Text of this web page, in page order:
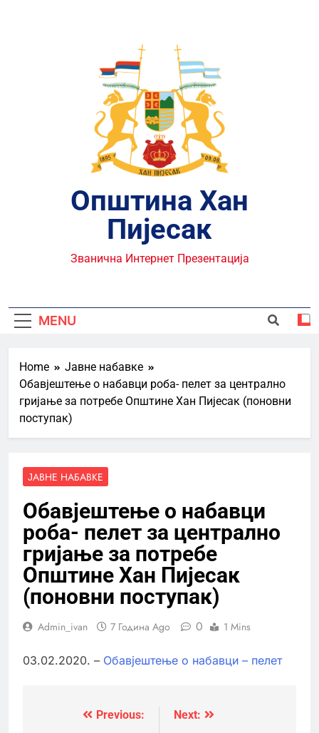
Општина Хан
Пијесак
Званична Интернет Презентација
MENU
Home
Јавне набавке
Обавјештење о набавци роба- пелет за централно
гријање за потребе Општине Хан Пијесак (поновни
поступак)
ЈАВНЕ НАБАВКЕ
Обавјештење о набавци
роба- пелет за централно
гријање за потребе
Општине Хан Пијесак
(поновни поступак)
Admin_ivan 7 Година Ago 0 1 Mins
03.02.2020. – Обавјештење о набавци – пелет
КретањеPrevious:
Next: